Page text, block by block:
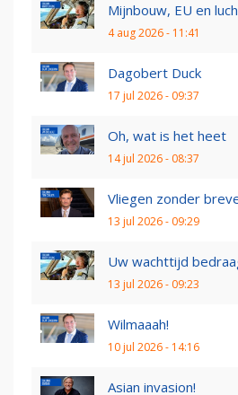
Mijnbouw, EU en
4 aug 2026 - 11:41
Dagobert Duck
17 jul 2026 - 09:37
Oh, wat is het heet
14 jul 2026 - 08:37
Vliegen zonder
13 jul 2026 - 09:29
Uw wachttijd
13 jul 2026 - 09:23
Wilmaaah!
10 jul 2026 - 14:16
Asian invasion!